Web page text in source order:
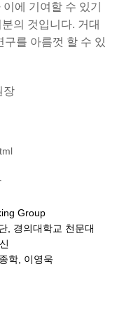
에 기여할 수 있기
의 것입니다. 거대
를 아름껏 할 수 있
장
Group
, 경의대학교 천문대
학, 이영욱